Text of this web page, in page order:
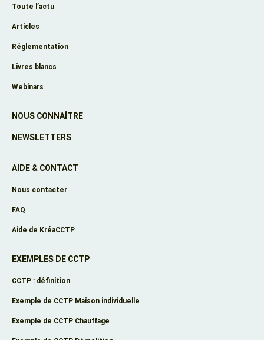
Toute l’actu
Articles
Réglementation
Livres blancs
Webinars
NOUS CONNAÎTRE
NEWSLETTERS
AIDE & CONTACT
Nous contacter
FAQ
Aide de KréaCCTP
EXEMPLES DE CCTP
CCTP : définition
Exemple de CCTP Maison individuelle
Exemple de CCTP Chauffage